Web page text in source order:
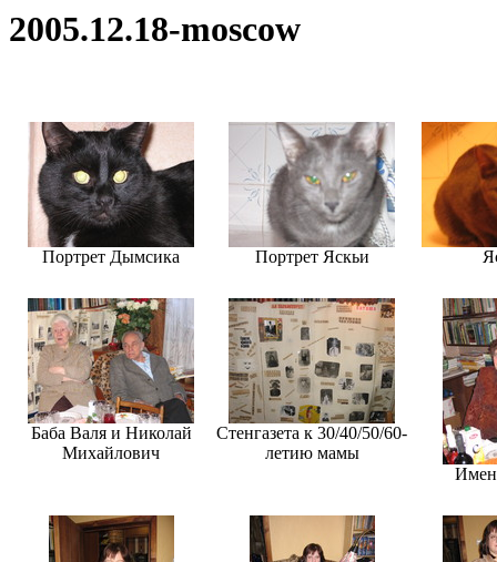
2005.12.18-moscow
Портрет Дымсика Портрет Яскьи
Баба Валя и Николай
Михайлович
Стенгазета к 30/40/50/60-
летию мамы